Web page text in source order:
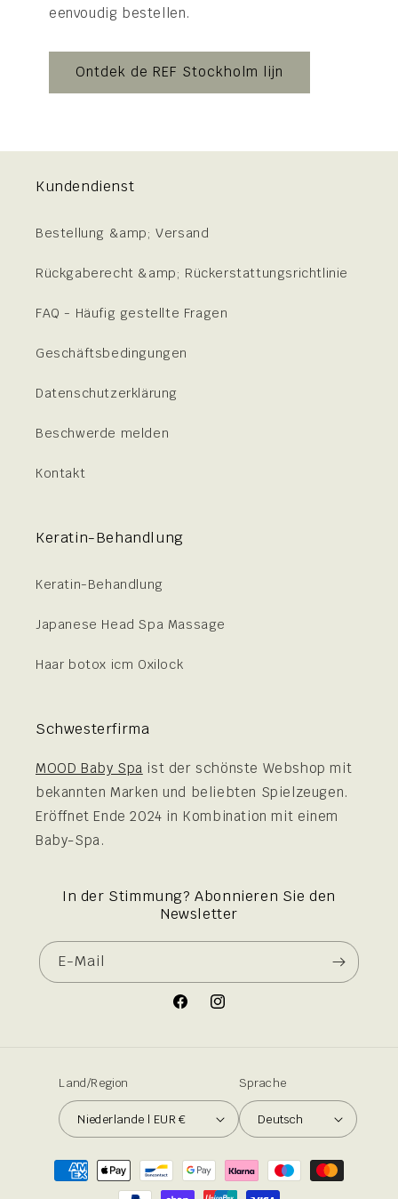
eenvoudig bestellen.
Ontdek de REF Stockholm lijn
Kundendienst
Bestellung &amp; Versand
Rückgaberecht &amp; Rückerstattungsrichtlinie
FAQ - Häufig gestellte Fragen
Geschäftsbedingungen
Datenschutzerklärung
Beschwerde melden
Kontakt
Keratin-Behandlung
Keratin-Behandlung
Japanese Head Spa Massage
Haar botox icm Oxilock
Schwesterfirma
MOOD Baby Spa ist der schönste Webshop mit
bekannten Marken und beliebten Spielzeugen.
Eröffnet Ende 2024 in Kombination mit einem
Baby-Spa.
In der Stimmung? Abonnieren Sie den
Newsletter
E-Mail
FacebookInstagram
Land/Region
Niederlande | EUR €
Sprache
Deutsch
Zahlungsmethoden